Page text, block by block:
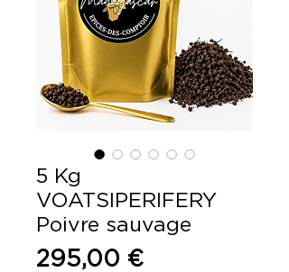
5 Kg
VOATSIPERIFERY
Poivre sauvage
295,00 €Prix